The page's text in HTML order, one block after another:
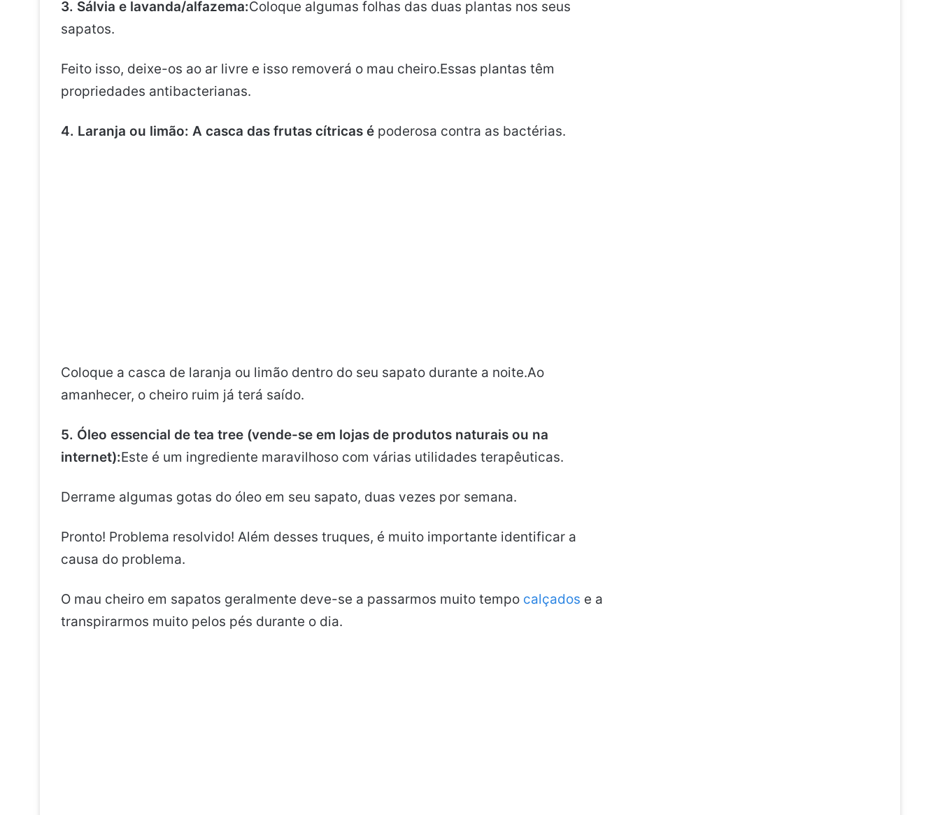
3. Sálvia e lavanda/alfazema:Coloque algumas folhas das duas plantas nos seus
sapatos.
Feito isso, deixe-os ao ar livre e isso removerá o mau cheiro.Essas plantas têm
propriedades antibacterianas.
4. Laranja ou limão: A casca das frutas cítricas é poderosa contra as bactérias.
Coloque a casca de laranja ou limão dentro do seu sapato durante a noite.Ao
amanhecer, o cheiro ruim já terá saído.
5. Óleo essencial de tea tree (vende-se em lojas de produtos naturais ou na
internet):Este é um ingrediente maravilhoso com várias utilidades terapêuticas.
Derrame algumas gotas do óleo em seu sapato, duas vezes por semana.
Pronto! Problema resolvido! Além desses truques, é muito importante identificar a
causa do problema.
O mau cheiro em sapatos geralmente deve-se a passarmos muito tempo calçados e a
transpirarmos muito pelos pés durante o dia.